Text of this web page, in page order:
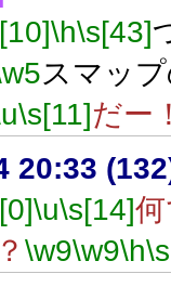
\h\s[43]
スマッ
\s[11]だー
20:33
\u\s[14]
\w9\w9\h